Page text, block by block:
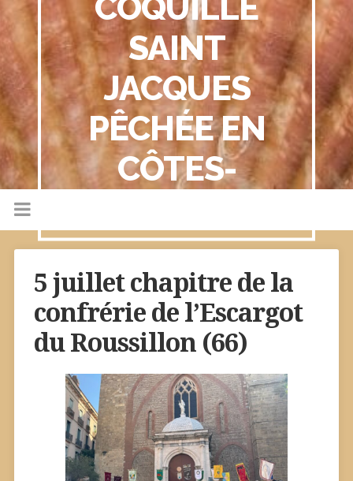
SAINT
JACQUES
PÊCHÉE EN
CÔTES-
5 juillet chapitre de la
confrérie de l’Escargot
du Roussillon (66)